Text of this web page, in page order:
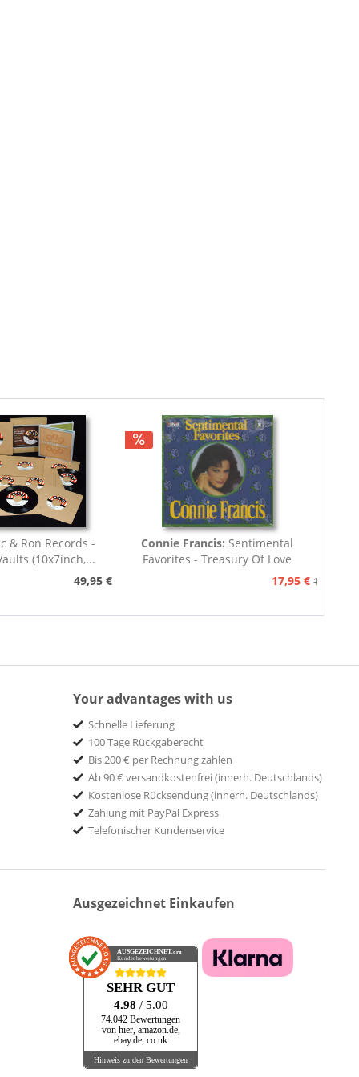
& Ron Records -
(10x7inch,...
49,95 €
Connie Francis: Sentimental
Favorites - Treasury Of Love
17,95 € 19,95 €
Your advantages with us
Schnelle Lieferung
100 Tage Rückgaberecht
Bis 200 € per Rechnung zahlen
Ab 90 € versandkostenfrei (innerh. Deutschlands)
Kostenlose Rücksendung (innerh. Deutschlands)
Zahlung mit PayPal Express
Telefonischer Kundenservice
Ausgezeichnet Einkaufen
AUSGEZEICHNET .org
Kundenbewertungen
SEHR GUT
4.98 / 5.00
74.042 Bewertungen
von hier, amazon.de,
ebay.de, co.uk
Hinweis zu den Bewertungen